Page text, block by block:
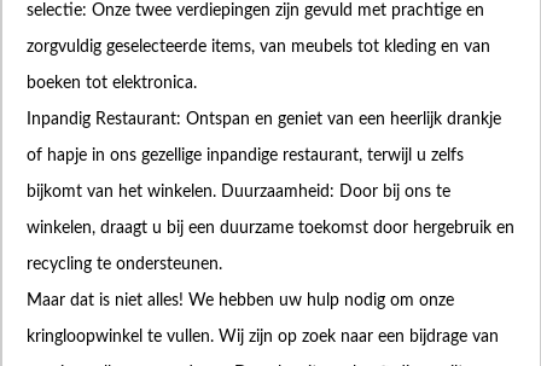
selectie: Onze twee verdiepingen zijn gevuld met prachtige en
zorgvuldig geselecteerde items, van meubels tot kleding en van
boeken tot elektronica.
Inpandig Restaurant: Ontspan en geniet van een heerlijk drankje
of hapje in ons gezellige inpandige restaurant, terwijl u zelfs
bijkomt van het winkelen. Duurzaamheid: Door bij ons te
winkelen, draagt u bij een duurzame toekomst door hergebruik en
recycling te ondersteunen.
Maar dat is niet alles! We hebben uw hulp nodig om onze
kringloopwinkel te vullen. Wij zijn op zoek naar een bijdrage van